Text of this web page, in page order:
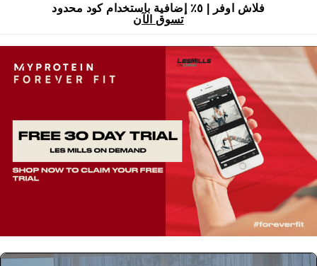
فلاش اوفر | ٥٪ إضافية باستخدام كود محدود
تسوق الآن